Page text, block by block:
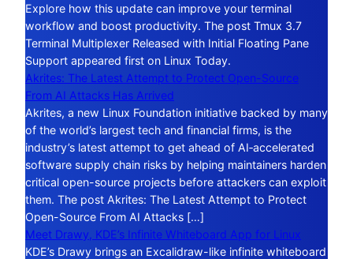
Explore how this update can improve your terminal
workflow and boost productivity. The post Tmux 3.7
Terminal Multiplexer Released with Initial Floating Pane
Support appeared first on Linux Today.
Akrites: The Latest Attempt to Protect Open-Source
From AI Attacks Has Arrived
Akrites, a new Linux Foundation initiative backed by many
of the world’s largest tech and financial firms, is the
industry’s latest attempt to get ahead of AI‑accelerated
software supply chain risks by helping maintainers harden
critical open-source projects before attackers can exploit
them. The post Akrites: The Latest Attempt to Protect
Open-Source From AI Attacks […]
Meet Drawy, KDE’s Infinite Whiteboard App for Linux
KDE’s Drawy brings an Excalidraw-like infinite whiteboard